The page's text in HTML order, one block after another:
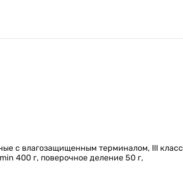
с влагозащищенным терминалом, III класс
400 г, поверочное деление 50 г,